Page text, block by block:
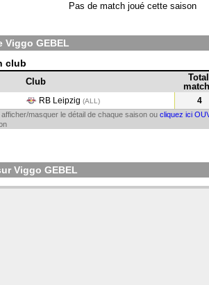
Pas de match joué cette saison
Viggo GEBEL
club
Club
Total
RB Leipzig (ALL ) 4
masquer le détail de chaque saison ou cliquez ici
Viggo GEBEL